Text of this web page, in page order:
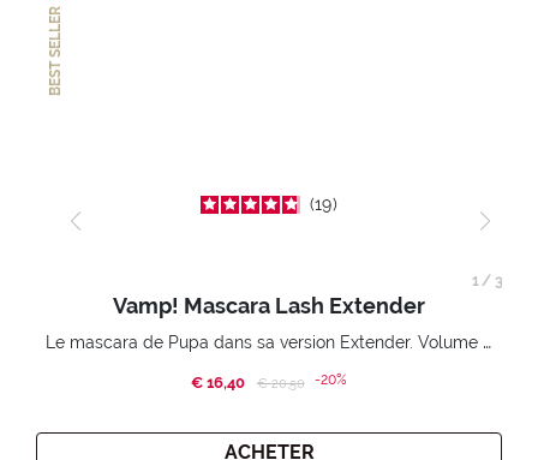
BEST SELLER
19
Vamp! Mascara Lash Extender
Le mascara de Pupa dans sa version Extender. Volume extension 3D. Des cils amplifiés et liftés à l’infini.
€ 16,40 Price reduced from
€ 20,50to-20%
ACHETER
1 / 3